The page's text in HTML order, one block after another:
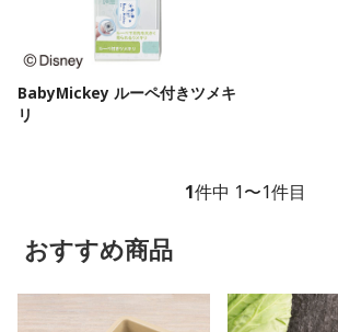
BabyMickey ルーペ付きツメキ
リ
1件中 1〜1件目
おすすめ商品